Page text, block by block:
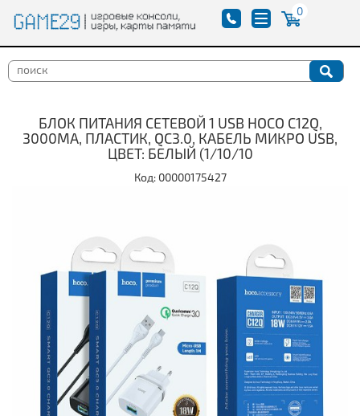
0
БЛОК ПИТАНИЯ СЕТЕВОЙ 1 USB HOCO C12Q,
3000MA, ПЛАСТИК, QC3.0, КАБЕЛЬ МИКРО USB,
ЦВЕТ: БЕЛЫЙ (1/10/10
Код: 00000175427